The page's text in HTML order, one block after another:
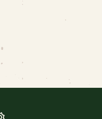
LÉGUMES ANCIENS